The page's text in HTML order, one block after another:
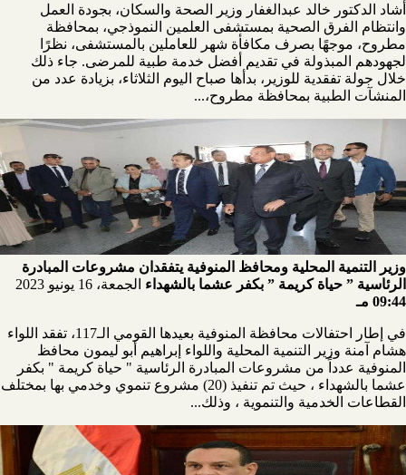
أشاد الدكتور خالد عبدالغفار وزير الصحة والسكان، بجودة العمل
وانتظام الفرق الصحية بمستشفى العلمين النموذجي، بمحافظة
مطروح، موجهًا بصرف مكافأة شهر للعاملين بالمستشفى، نظرًا
لجهودهم المبذولة في تقديم أفضل خدمة طبية للمرضى. جاء ذلك
خلال جولة تفقدية للوزير، بدأها صباح اليوم الثلاثاء، بزيادة عدد من
المنشآت الطبية بمحافظة مطروح،...
وزير التنمية المحلية ومحافظ المنوفية يتفقدان مشروعات المبادرة
الرئاسية ” حياة كريمة ” بكفر عشما بالشهداء الجمعة، 16 يونيو 2023
09:44 مـ
في إطار احتفالات محافظة المنوفية بعيدها القومي الـ117، تفقد اللواء
هشام آمنة وزير التنمية المحلية واللواء إبراهيم أبو ليمون محافظ
المنوفية عدداً من مشروعات المبادرة الرئاسية " حياة كريمة " بكفر
عشما بالشهداء ، حيث تم تنفيذ (20) مشروع تنموي وخدمي بها بمختلف
القطاعات الخدمية والتنموية ، وذلك...